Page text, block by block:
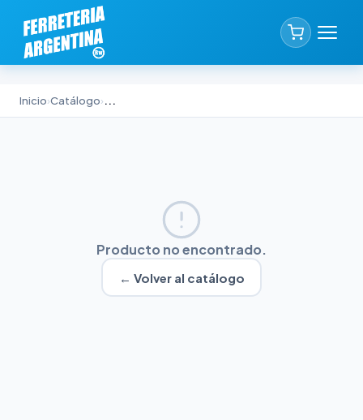
Inicio›Catálogo›...
Producto no encontrado.
← Volver al catálogo